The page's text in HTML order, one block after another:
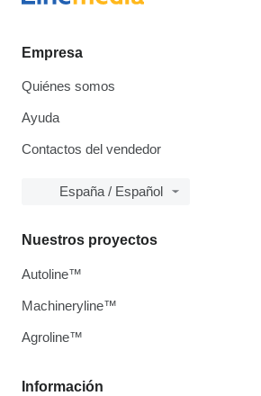
Empresa
Quiénes somos
Ayuda
Contactos del vendedor
España / Español
Información
Nuestros proyectos
Autoline™
Machineryline™
Agroline™